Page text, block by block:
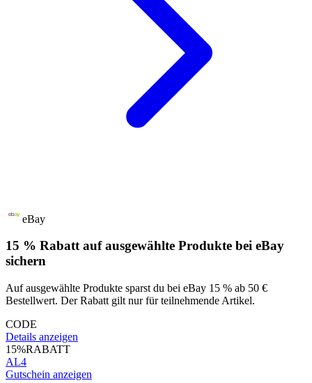
eBay
15 % Rabatt auf ausgewählte Produkte bei eBay
sichern
Auf ausgewählte Produkte sparst du bei eBay 15 % ab 50 €
Bestellwert. Der Rabatt gilt nur für teilnehmende Artikel.
CODE
Details anzeigen
15%RABATT
AL4
Gutschein anzeigen